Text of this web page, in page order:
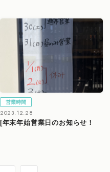
営業時間
2023.12.28
[年末年始営業日のお知らせ！